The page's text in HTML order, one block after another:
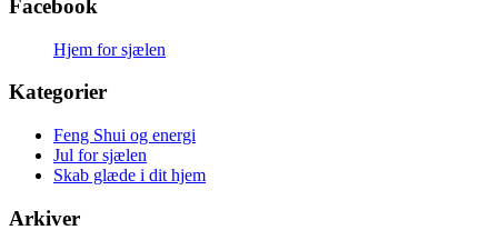
Facebook
Hjem for sjælen
Kategorier
Feng Shui og energi
Jul for sjælen
Skab glæde i dit hjem
Arkiver